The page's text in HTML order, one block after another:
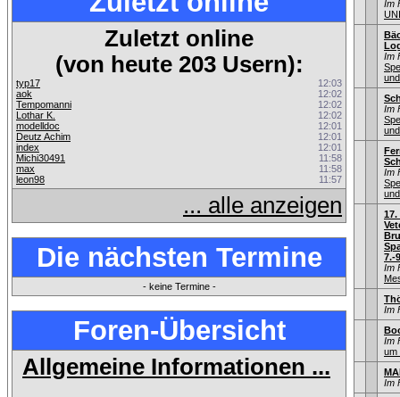
Zuletzt online
(von heute 203 Usern):
typ17
12:03
aok
12:02
Tempomanni
12:02
Lothar K.
12:02
modelldoc
12:01
Deutz Achim
12:01
index
12:01
Michi30491
11:58
max
11:58
leon98
11:57
... alle anzeigen
Die nächsten Termine
- keine Termine -
Foren-Übersicht
Allgemeine Informationen ...
Im
Im
Im
Im
7.-
Im
Im
Im
um
Im